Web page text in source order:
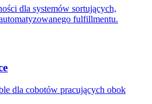
dla systemów sortujących,
fulfillmentu.
dla cobotów pracujących obok